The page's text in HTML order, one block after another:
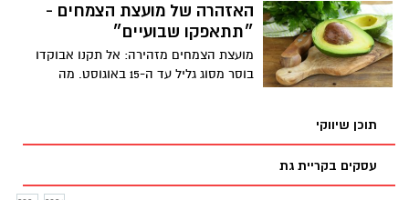
בתוך מלון לאונרדו פלאזה אשדוד, עבר שיפוץ
יסודי ונפתח מחדש עם תפיסה חדשה של
חוויית אירוח. עכשיו, יותר מתמיד, הוא מוכן
לארח את כל הרגעים החשובים באמת –
האזהרה של מועצת הצמחים -
״תתאפקו שבועיים״
מועצת הצמחים מזהירה: אל תקנו אבוקדו
בוסר מסוג גליל עד ה-15 באוגוסט. מה
תוכן שיווקי
עסקים בקריית גת